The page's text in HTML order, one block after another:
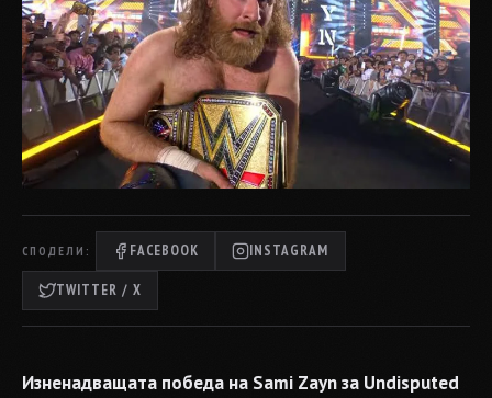
СПОДЕЛИ: FACEBOOK INSTAGRAM
TWITTER / X
Изненадващата победа на Sami Zayn за Undisputed